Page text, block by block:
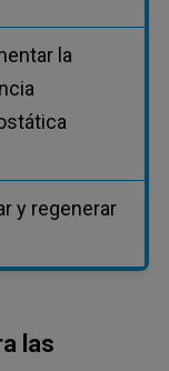
la
y regenerar
las